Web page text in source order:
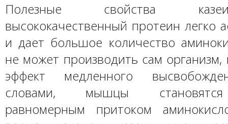
Полезные свойства
высококачественный протеин легко
и дает большое количество
не может производить сам организм,
эффект медленного
словами, мышцы
равномерным притоком